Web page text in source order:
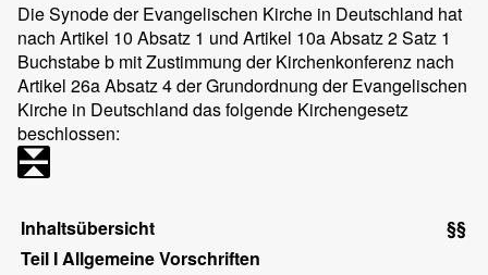
Die Synode der Evangelischen Kirche in Deutschland hat
nach Artikel 10 Absatz 1 und Artikel 10a Absatz 2 Satz 1
Buchstabe b mit Zustimmung der Kirchenkonferenz nach
Artikel 26a Absatz 4 der Grundordnung der Evangelischen
Kirche in Deutschland das folgende Kirchengesetz
beschlossen:
Inhaltsübersicht
§§
Teil I Allgemeine Vorschriften